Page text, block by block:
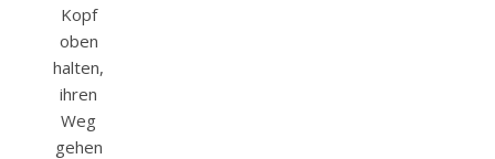
Kopf
oben
halten,
ihren
Weg
gehen